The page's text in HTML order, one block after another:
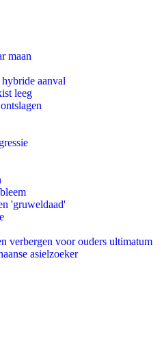
maan
aanval
leeg
'gruweldaad'
verbergen voor ouders ultimatum
asielzoeker